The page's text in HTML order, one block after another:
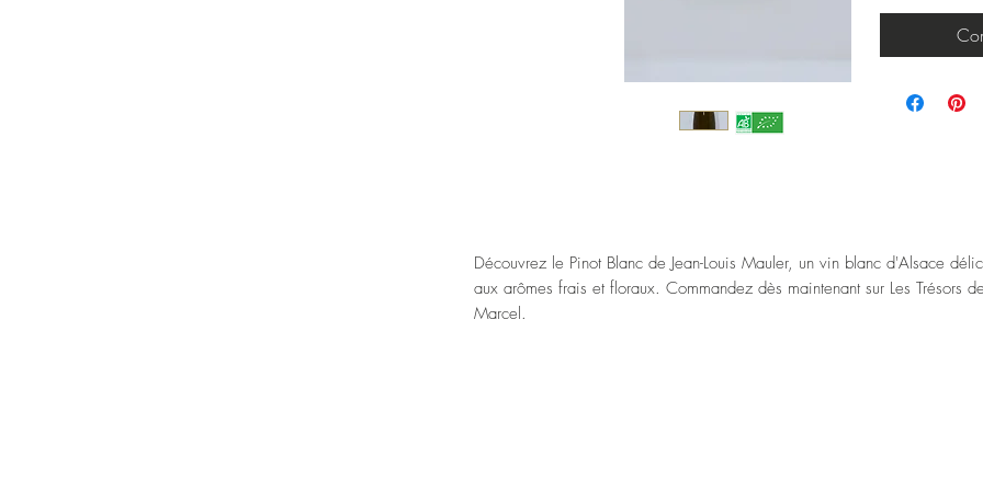
Découvrez le Pinot Blanc de Jean-Louis Mauler, un vin blanc d'Alsace
aux arômes frais et floraux. Commandez dès maintenant sur Les Trésors de
Marcel.